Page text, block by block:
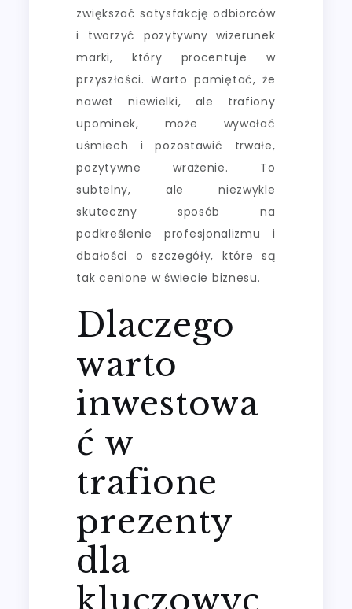
zwiększać satysfakcję odbiorców
i tworzyć pozytywny wizerunek
marki, który procentuje w
przyszłości. Warto pamiętać, że
nawet niewielki, ale trafiony
upominek, może wywołać
uśmiech i pozostawić trwałe,
pozytywne wrażenie. To
subtelny, ale niezwykle
skuteczny sposób na
podkreślenie profesjonalizmu i
dbałości o szczegóły, które są
tak cenione w świecie biznesu.
Dlaczego
warto
inwestowa
ć w
trafione
prezenty
dla
kluczowyc